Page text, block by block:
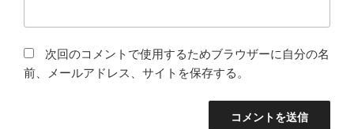
次回のコメントで使用するためブラウザーに自分の名
前、メールアドレス、サイトを保存する。